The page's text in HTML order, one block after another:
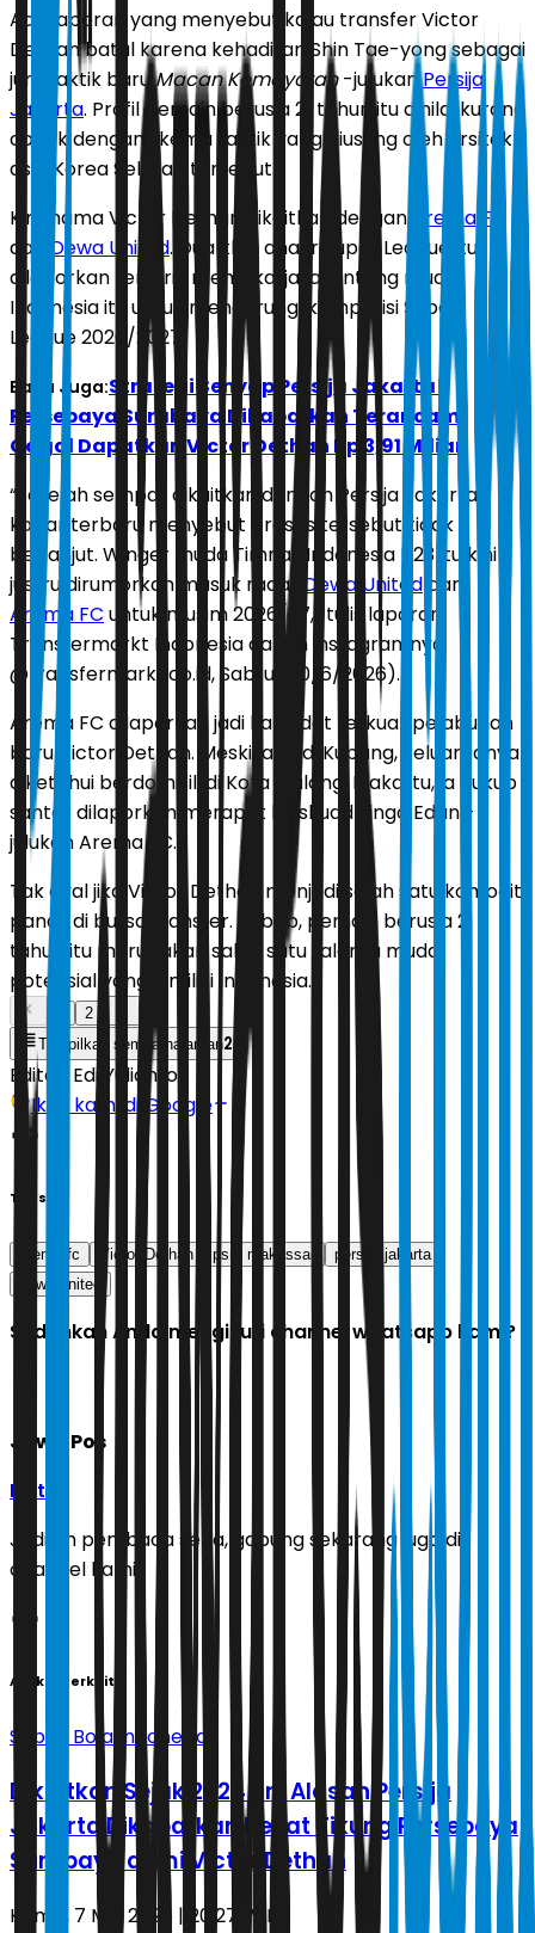
Ada laporan yang menyebut kalau transfer Victor
Dethan batal karena kehadiran Shin Tae-yong sebagai
juru taktik baruMacan Kemayoran-julukanPersija
Jakarta. Profil pemain berusia 21 tahun itu dinilai kurang
cocok dengan skema taktik yang diusung oleh arsitek
asal Korea Selatan tersebut.
Kini, nama Victor Dethan dikaitkan dengan
Arema FC
dan
Dewa United. Dua klub anayr Super League itu
dilaporkan tertarik memakai jasa bintang muda
Indonesia itu untuk mengarungi kompetisi Super
League 2026/2027.
Baca Juga:Strategi Senyap Persija Jakarta!
Persebaya Surabaya Dikabarkan Terancam
Gagal Dapatkan Victor Dethan Rp 3,91 Miliar
“Setelah sempat dikaitkan dengan Persija Jakarta,
kabar terbaru menyebut proses tersebut tidak
berlanjut. Winger muda Timnas Indonesia U23 itu kini
justru dirumorkan masuk radar
Dewa Uniteddan
Arema FC untuk musim 2026/27,” tulis laporan
Transfermarkt Indonesia dalam instagramnya
@transfermarkt.co.id, Sabtu (20/6/2026).
Arema FC dilaporkan jadi kandidat terkuat pelabuhan
baru Victor Dethan. Meski lahir di Kupang, keluarganya
diketahui berdomisili di Kota Malang. Maka itu, ia cukup
santer dilaporkan merapat ke skuad Singo Edan -
julukan Arema FC.
Tak ayal jika Victor Dethan menjadi salah satu komoditi
panas di bursa transfer. Sebab, pemain berusia 21
tahun itu merupakan salah satu talenta muda
potensial yang dimiliki Indonesia.
2
Tampilkan semua halaman2
Editor: Edi Yulianto
Ikuti kami di Google
Tags
arema fc Victor Dethan psm makassar
persija jakarta
dewa united
Sudahkah Anda mengikuti channel whatsapp kami?
Jawa Pos
Ikuti
Jadilah pembaca setia, gabung sekarang juga di
channel kami!
Artikel Terkait
Sepak Bola Indonesia
Dikaitkan Sejak 2024! Ini Alasan Persija
Jakarta Dikabarkan Nekat Tikung Persebaya
Surabaya demi Victor Dethan
Kamis, 7 Mei 2026 | 20.27 WIB